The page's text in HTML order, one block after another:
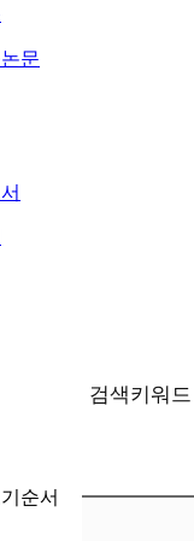
문
순서
검색키워드